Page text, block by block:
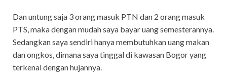
Dan untung saja 3 orang masuk PTN dan 2 orang masuk
PTS, maka dengan mudah saya bayar uang semesterannya.
Sedangkan saya sendiri hanya membutuhkan uang makan
dan ongkos, dimana saya tinggal di kawasan Bogor yang
terkenal dengan hujannya.